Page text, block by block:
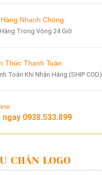
Nhanh Chóng
Trong Vòng 24 Giờ
Thức Thanh Toán
Toán Khi Nhận Hàng (SHIP COD)
ngay 0938.533.899
CHÂN LOGO